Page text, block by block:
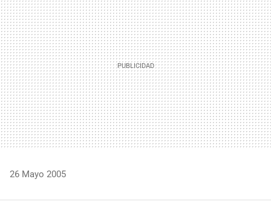
26 Mayo 2005